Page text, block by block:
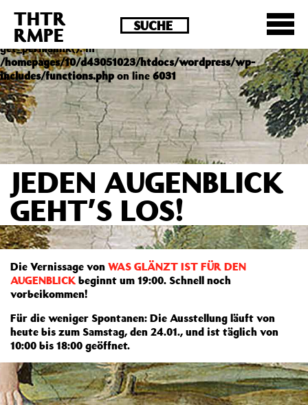
Deprecated : Die Funktion post_permalink ist seit
Version 4.4.0 veraltet! Verwende stattdessen
get_permalink(). in
/homepages/10/d43051023/htdocs/wordpress/wp-
includes/functions.phpon line 6031
THTR
RMPE
JEDEN AUGENBLICK
GEHT’S LOS!
Die Vernissage von WAS GLÄNZT IST FÜR DEN
AUGENBLICK beginnt um 19:00. Schnell noch
vorbeikommen!
Für die weniger Spontanen: Die Ausstellung läuft von
heute bis zum Samstag, den 24.01., und ist täglich von
10:00 bis 18:00 geöffnet.